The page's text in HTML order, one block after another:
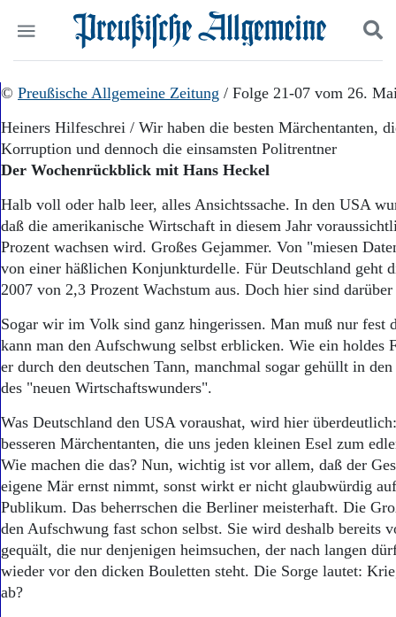
Wer wir sind
Aktuelle Ausgabe
Abonnenten-Login
Abonnent werden
Abo Prämien
Archiv
Mediadaten
Politik
Wirtschaft
Panorama
Gesellschaft
Geschichte
Ostpreußen
Pommern
Berlin-Brandenburg
Schlesien
Bücher
Kontakt
Impressum
Datenschutz
Suchen und finden
© Preußische Allgemeine Zeitung / Folge 21-07 vom 26.
Heiners Hilfeschrei / Wir haben die besten Märchentanten,
Korruption und dennoch die einsamsten Politrentner
Der Wochenrückblick mit Hans Heckel
Halb voll oder halb leer, alles Ansichtssache. In den USA
daß die amerikanische Wirtschaft in diesem Jahr
Prozent wachsen wird. Großes Gejammer. Von "miesen
von einer häßlichen Konjunkturdelle. Für Deutschland geht
2007 von 2,3 Prozent Wachstum aus. Doch hier sind
Sogar wir im Volk sind ganz hingerissen. Man muß nur fest
kann man den Aufschwung selbst erblicken. Wie ein holdes
er durch den deutschen Tann, manchmal sogar gehüllt in
des "neuen Wirtschaftswunders".
Was Deutschland den USA voraushat, wird hier
besseren Märchentanten, die uns jeden kleinen Esel zum
Wie machen die das? Nun, wichtig ist vor allem, daß der
eigene Mär ernst nimmt, sonst wirkt er nicht glaubwürdig
Publikum. Das beherrschen die Berliner meisterhaft. Die
den Aufschwung fast schon selbst. Sie wird deshalb bereits
gequält, die nur denjenigen heimsuchen, der nach langen
wieder vor den dicken Bouletten steht. Die Sorge lautet:
ab?